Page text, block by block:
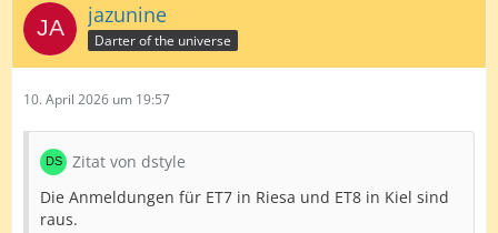
jazunine
Darter of the universe
10. April 2026 um 19:57
Zitat von dstyle
Die Anmeldungen für ET7 in Riesa und ET8 in Kiel sind
raus.